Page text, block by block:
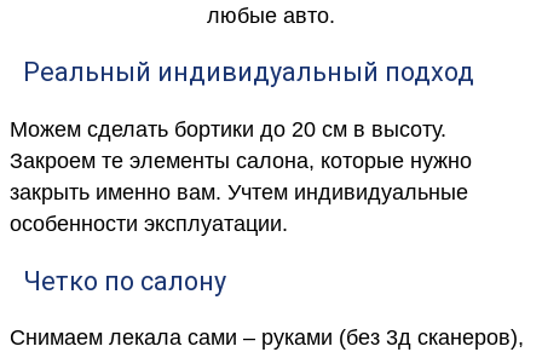
любые авто.
Реальный индивидуальный подход
Можем сделать бортики до 20 см в высоту.
Закроем те элементы салона, которые нужно
закрыть именно вам. Учтем индивидуальные
особенности эксплуатации.
Четко по салону
Снимаем лекала сами – руками (без 3д сканеров),